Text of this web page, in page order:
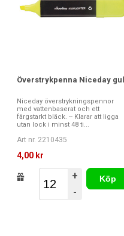
Överstrykpenna Niceday gul
Niceday överstrykningspennor
med vattenbaserat och ett
färgstarkt bläck. -- Klarar att ligga
utan lock i minst 48 ti...
Art nr. 2210435
4,00 kr
+
-
Köp